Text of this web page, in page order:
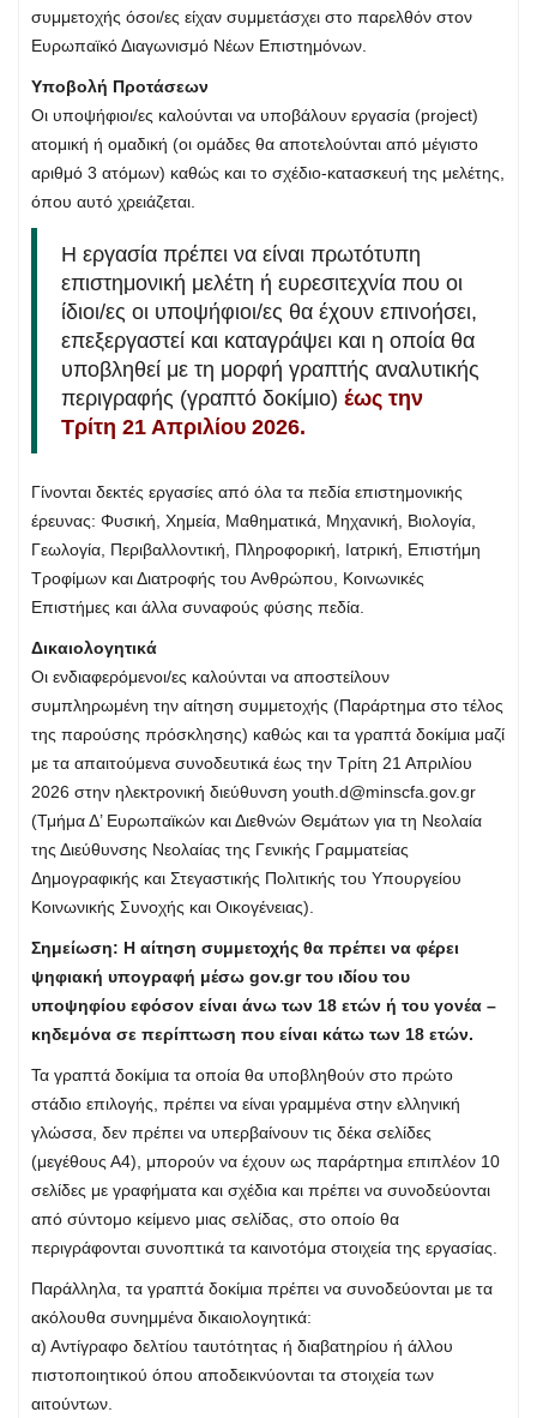
συμμετοχής όσοι/ες είχαν συμμετάσχει στο παρελθόν στον
Ευρωπαϊκό Διαγωνισμό Νέων Επιστημόνων.
Υποβολή Προτάσεων
Οι υποψήφιοι/ες καλούνται να υποβάλουν εργασία (project)
ατομική ή ομαδική (οι ομάδες θα αποτελούνται από μέγιστο
αριθμό 3 ατόμων) καθώς και το σχέδιο-κατασκευή της μελέτης,
όπου αυτό χρειάζεται.
Η εργασία πρέπει να είναι πρωτότυπη
επιστημονική μελέτη ή ευρεσιτεχνία που οι
ίδιοι/ες οι υποψήφιοι/ες θα έχουν επινοήσει,
επεξεργαστεί και καταγράψει και η οποία θα
υποβληθεί με τη μορφή γραπτής αναλυτικής
περιγραφής (γραπτό δοκίμιο) έως την
Τρίτη 21 Απριλίου 2026.
Γίνονται δεκτές εργασίες από όλα τα πεδία επιστημονικής
έρευνας: Φυσική, Χημεία, Μαθηματικά, Μηχανική, Βιολογία,
Γεωλογία, Περιβαλλοντική, Πληροφορική, Ιατρική, Επιστήμη
Τροφίμων και Διατροφής του Ανθρώπου, Κοινωνικές
Επιστήμες και άλλα συναφούς φύσης πεδία.
Δικαιολογητικά
Οι ενδιαφερόμενοι/ες καλούνται να αποστείλουν
συμπληρωμένη την αίτηση συμμετοχής (Παράρτημα στο τέλος
της παρούσης πρόσκλησης) καθώς και τα γραπτά δοκίμια μαζί
με τα απαιτούμενα συνοδευτικά έως την Τρίτη 21 Απριλίου
2026 στην ηλεκτρονική διεύθυνση youth.d@minscfa.gov.gr
(Τμήμα Δ’ Ευρωπαϊκών και Διεθνών Θεμάτων για τη Νεολαία
της Διεύθυνσης Νεολαίας της Γενικής Γραμματείας
Δημογραφικής και Στεγαστικής Πολιτικής του Υπουργείου
Κοινωνικής Συνοχής και Οικογένειας).
Σημείωση: Η αίτηση συμμετοχής θα πρέπει να φέρει
ψηφιακή υπογραφή μέσω gov.gr του ιδίου του
υποψηφίου εφόσον είναι άνω των 18 ετών ή του γονέα –
κηδεμόνα σε περίπτωση που είναι κάτω των 18 ετών.
Τα γραπτά δοκίμια τα οποία θα υποβληθούν στο πρώτο
στάδιο επιλογής, πρέπει να είναι γραμμένα στην ελληνική
γλώσσα, δεν πρέπει να υπερβαίνουν τις δέκα σελίδες
(μεγέθους Α4), μπορούν να έχουν ως παράρτημα επιπλέον 10
σελίδες με γραφήματα και σχέδια και πρέπει να συνοδεύονται
από σύντομο κείμενο μιας σελίδας, στο οποίο θα
περιγράφονται συνοπτικά τα καινοτόμα στοιχεία της εργασίας.
Παράλληλα, τα γραπτά δοκίμια πρέπει να συνοδεύονται με τα
ακόλουθα συνημμένα δικαιολογητικά:
α) Αντίγραφο δελτίου ταυτότητας ή διαβατηρίου ή άλλου
πιστοποιητικού όπου αποδεικνύονται τα στοιχεία των
αιτούντων.